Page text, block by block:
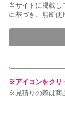
当サイトに掲載し
に基づき、無断使
※アイコンをクリ
※見積りの際は商